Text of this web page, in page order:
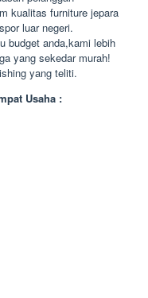
kualitas furniture jepara
luar negeri.
budget anda,kami lebih
yang sekedar murah!
yang teliti.
Usaha :